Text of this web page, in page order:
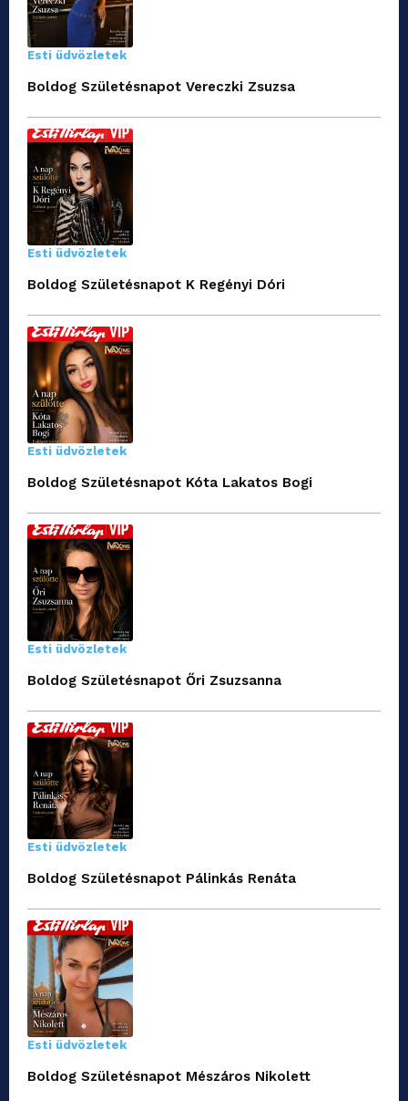
Esti üdvözletek
Boldog Születésnapot Vereczki Zsuzsa
Esti üdvözletek
Boldog Születésnapot K Regényi Dóri
Esti üdvözletek
Boldog Születésnapot Kóta Lakatos Bogi
Esti üdvözletek
Boldog Születésnapot Őri Zsuzsanna
Esti üdvözletek
Boldog Születésnapot Pálinkás Renáta
Esti üdvözletek
Boldog Születésnapot Mészáros Nikolett